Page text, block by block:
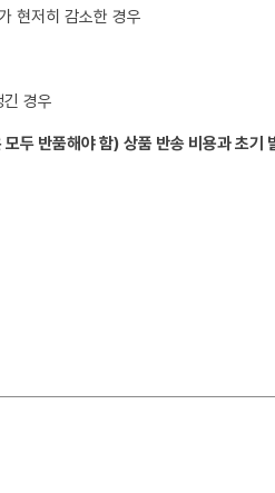
현저히 감소한 경우
경우
두 반품해야 함) 상품 반송 비용과 초기